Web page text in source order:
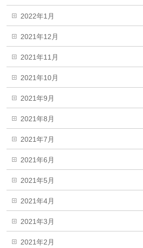
2022年1月
2021年12月
2021年11月
2021年10月
2021年9月
2021年8月
2021年7月
2021年6月
2021年5月
2021年4月
2021年3月
2021年2月